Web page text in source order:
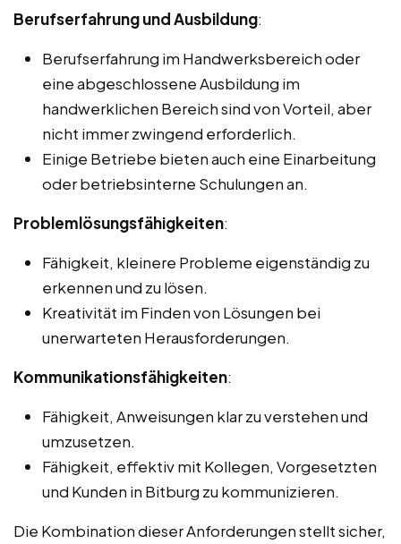
Berufserfahrung und Ausbildung:
Berufserfahrung im Handwerksbereich oder
eine abgeschlossene Ausbildung im
handwerklichen Bereich sind von Vorteil, aber
nicht immer zwingend erforderlich.
Einige Betriebe bieten auch eine Einarbeitung
oder betriebsinterne Schulungen an.
Problemlösungsfähigkeiten:
Fähigkeit, kleinere Probleme eigenständig zu
erkennen und zu lösen.
Kreativität im Finden von Lösungen bei
unerwarteten Herausforderungen.
Kommunikationsfähigkeiten:
Fähigkeit, Anweisungen klar zu verstehen und
umzusetzen.
Fähigkeit, effektiv mit Kollegen, Vorgesetzten
und Kunden in Bitburg zu kommunizieren.
Die Kombination dieser Anforderungen stellt sicher,